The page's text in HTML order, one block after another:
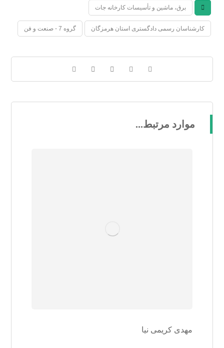
برق، ماشین و تأسیسات کارخانه جات
کارشناسان رسمی دادگستری استان هرمزگان گروه 7 - صنعت و فن
موارد مرتبط...
مهدی کریمی نیا